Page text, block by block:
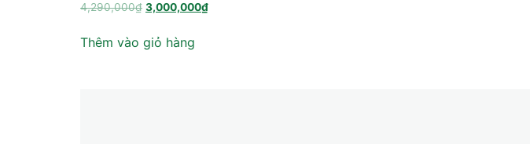
4,290,000₫ 3,000,000₫
Thêm vào giỏ hàng